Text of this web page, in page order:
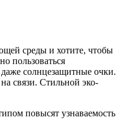
среды и хотите, чтобы
пользоваться
солнцезащитные очки.
связи. Стильной эко-
повысят узнаваемость